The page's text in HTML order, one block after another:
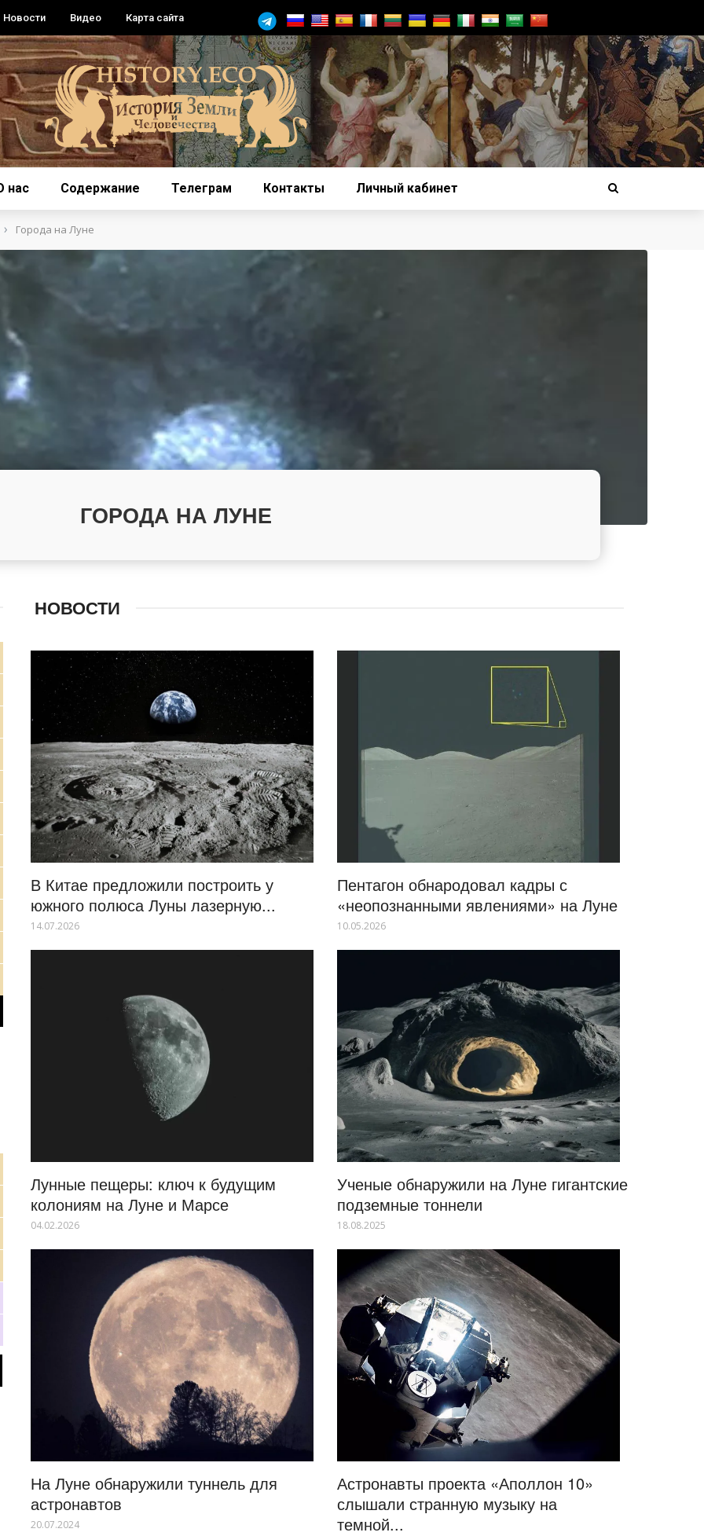
Новости Видео Карта сайта
нас Содержание Телеграм Контакты Личный кабинет
› Города на Луне
ГОРОДА НА ЛУНЕ
НОВОСТИ
В Китае предложили построить у
южного полюса Луны лазерную...
14.07.2026
Пентагон обнародовал кадры с
«неопознанными явлениями» на Луне
10.05.2026
Лунные пещеры: ключ к будущим
колониям на Луне и Марсе
04.02.2026
Ученые обнаружили на Луне гигантские
подземные тоннели
18.08.2025
На Луне обнаружили туннель для
астронавтов
20.07.2024
Астронавты проекта «Аполлон 10»
слышали странную музыку на
темной...